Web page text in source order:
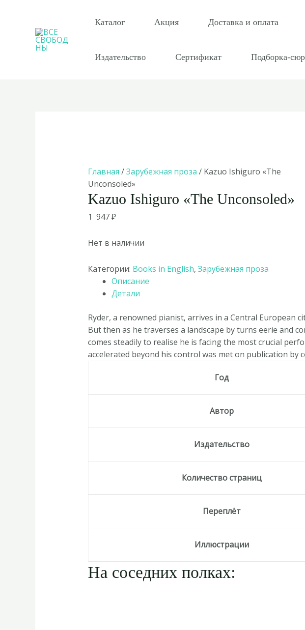
содержимому
Каталог Акция Доставка и оплата
Издательство Сертификат Подборка-
Главная /Зарубежная проза / Kazuo Ishiguro «The
Unconsoled»
Kazuo Ishiguro «The Unconsoled»
1 947₽
Нет в наличии
Категории: Books in English, Зарубежная проза
Описание
Детали
Ryder, a renowned pianist, arrives in a Central European
But then as he traverses a landscape by turns eerie and
comes steadily to realise he is facing the most crucial
accelerated beyond his control was met on publication
Год
Автор
Издательство
Количество страниц
Переплёт
Иллюстрации
На соседних полках: